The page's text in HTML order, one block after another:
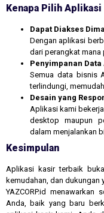
Kenapa Pilih Aplikasi
Dapat Diakses
Dengan aplikasi
dari perangkat mana
Penyimpanan Data
Semua data bisnis
terlindungi,
Desain yang
Aplikasi kami
desktop maupun
dalam menjalankan
Kesimpulan
Aplikasi kasir terbaik
kemudahan, dan
YAZCORP.id
Anda, baik yang baru